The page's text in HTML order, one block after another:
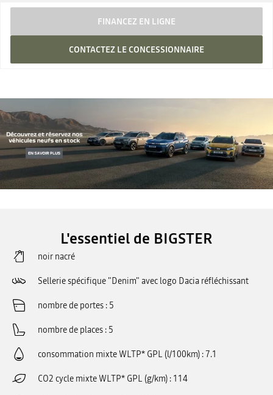
FINANCEZ EN LIGNE
CONTACTEZ LE CONCESSIONNAIRE
L'essentiel de BIGSTER
noir nacré
Sellerie spécifique "Denim" avec logo Dacia réfléchissant
nombre de portes 5
nombre de places 5
consommation mixte WLTP* GPL (l/100km) 7.1
CO2 cycle mixte WLTP* GPL (g/km) 114